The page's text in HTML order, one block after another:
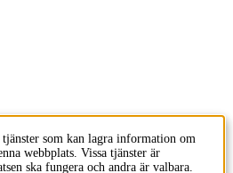
tjänster som kan lagra information om
webbplats. Vissa tjänster är
ska fungera och andra är valbara.